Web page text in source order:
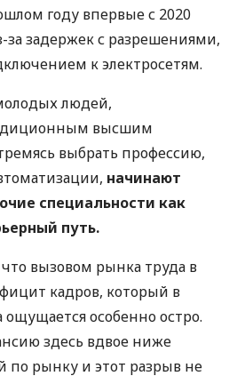
году впервые с 2020
за задержек с разрешениями,
к электросетям.
людей,
высшим
выбрать профессию,
начинают
специальности как
путь.
вызовом рынка труда в
кадров, который в
ощущается особенно остро.
здесь вдвое ниже
по рынку и этот разрыв не